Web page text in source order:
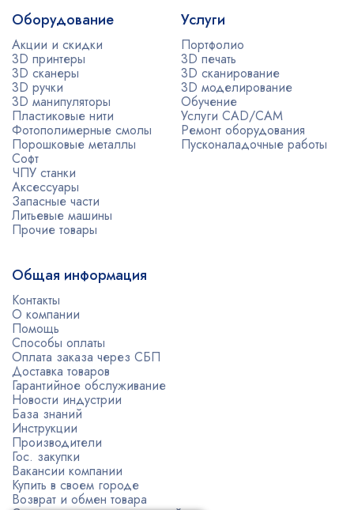
Оборудование
Акции и скидки
3D принтеры
3D сканеры
3D ручки
3D манипуляторы
Пластиковые нити
Фотополимерные смолы
Порошковые металлы
Софт
ЧПУ станки
Аксессуары
Запасные части
Литьевые машины
Прочие товары
Услуги
Портфолио
3D печать
3D сканирование
3D моделирование
Обучение
Услуги CAD/CAM
Ремонт оборудования
Пусконаладочные работы
Общая информация
Контакты
О компании
Помощь
Способы оплаты
Оплата заказа через СБП
Доставка товаров
Гарантийное обслуживание
Новости индустрии
База знаний
Инструкции
Производители
Гос. закупки
Вакансии компании
Купить в своем городе
Возврат и обмен товара